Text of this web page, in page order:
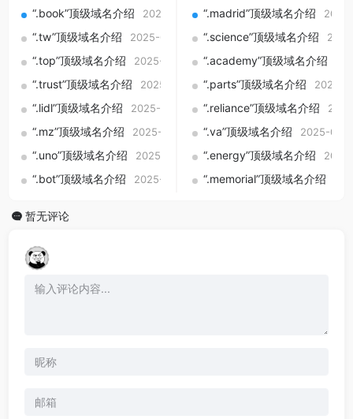
“.book”顶级域名介绍 2025-09-01 “.madrid”顶级域名介绍
“.tw”顶级域名介绍 2025-09-01 “.science”顶级域名介绍
“.top”顶级域名介绍 2025-09-01 “.academy”顶级域名介绍
“.trust”顶级域名介绍 2025-09-01 “.parts”顶级域名介绍 2025-
“.lidl”顶级域名介绍 2025-09-01 “.reliance”顶级域名介绍
“.mz”顶级域名介绍 2025-09-01 “.va”顶级域名介绍 2025-09-
“.uno”顶级域名介绍 2025-09-01 “.energy”顶级域名介绍
“.bot”顶级域名介绍 2025-09-01 “.memorial”顶级域名介绍
暂无评论